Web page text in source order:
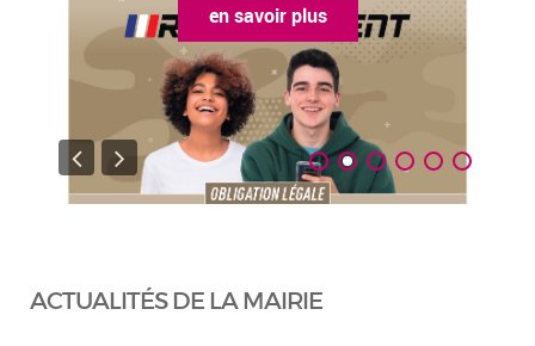
en savoir plus
ACTUALITÉS DE LA MAIRIE